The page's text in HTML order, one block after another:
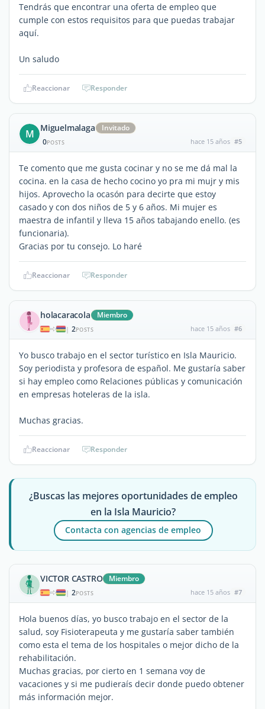
Tendrás que encontrar una oferta de empleo que
cumple con estos requisitos para que puedas trabajar
aquí.
Un saludo
Reaccionar Responder
M Miguelmalaga
Invitado
0POSTS hace 15 años #5
Te comento que me gusta cocinar y no se me dá mal la
cocina. en la casa de hecho cocino yo pra mi mujr y mis
hijos. Aprovecho la ocasón para decirte que estoy
casado y con dos niños de 5 y 6 años. Mi mujer es
maestra de infantil y lleva 15 años tabajando enello. (es
funcionaria).
Gracias por tu consejo. Lo haré
Reaccionar Responder
holacaracola Miembro
| 2POSTS hace 15 años #6
Yo busco trabajo en el sector turístico en Isla Mauricio.
Soy periodista y profesora de español. Me gustaría saber
si hay empleo como Relaciones públicas y comunicación
en empresas hoteleras de la isla.
Muchas gracias.
Reaccionar Responder
¿Buscas las mejores oportunidades de empleo
en la Isla Mauricio?
Contacta con agencias de empleo
VICTOR CASTRO Miembro
| 2POSTS hace 15 años #7
Hola buenos días, yo busco trabajo en el sector de la
salud, soy Fisioterapeuta y me gustaría saber también
como esta el tema de los hospitales o mejor dicho de la
rehabilitación.
Muchas gracias, por cierto en 1 semana voy de
vacaciones y si me pudieraís decir donde puedo obtener
más información mejor.